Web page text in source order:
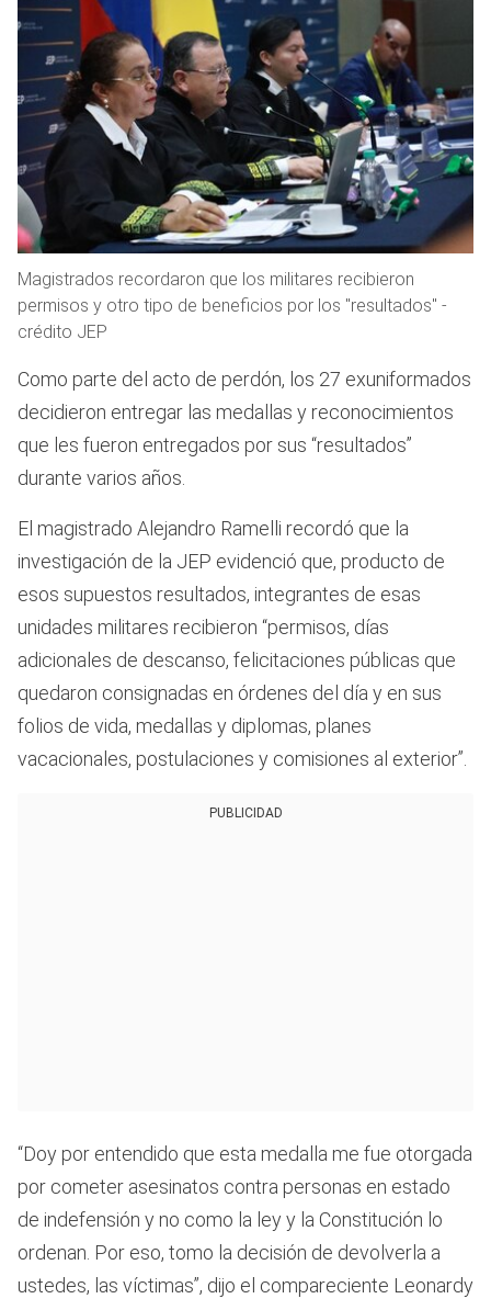
Magistrados recordaron que los militares recibieron
permisos y otro tipo de beneficios por los "resultados" -
crédito JEP
Como parte del acto de perdón, los 27 exuniformados
decidieron entregar las medallas y reconocimientos
que les fueron entregados por sus “resultados”
durante varios años.
El magistrado Alejandro Ramelli recordó que la
investigación de la JEP evidenció que, producto de
esos supuestos resultados, integrantes de esas
unidades militares recibieron “permisos, días
adicionales de descanso, felicitaciones públicas que
quedaron consignadas en órdenes del día y en sus
folios de vida, medallas y diplomas, planes
vacacionales, postulaciones y comisiones al exterior”.
PUBLICIDAD
“Doy por entendido que esta medalla me fue otorgada
por cometer asesinatos contra personas en estado
de indefensión y no como la ley y la Constitución lo
ordenan. Por eso, tomo la decisión de devolverla a
ustedes, las víctimas”, dijo el compareciente Leonardy